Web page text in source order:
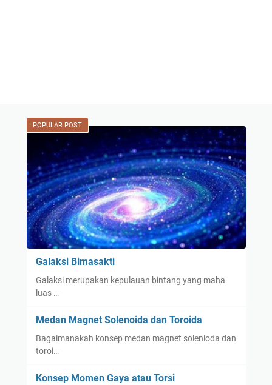
POPULAR POST
Galaksi Bimasakti
Galaksi merupakan kepulauan bintang yang maha
luas …
Medan Magnet Solenoida dan Toroida
Bagaimanakah konsep medan magnet solenioda dan
toroi…
Konsep Momen Gaya atau Torsi